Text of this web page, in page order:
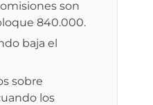
son
840.000.
baja el
sobre
los